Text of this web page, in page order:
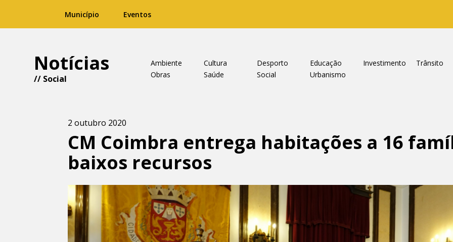
Município Eventos
Notícias
// Social
Ambiente Cultura Desporto Educação Investimento
Trânsito
Obras
Saúde Social Urbanismo
2 outubro 2020
CM Coimbra entrega habitações a 16
baixos recursos